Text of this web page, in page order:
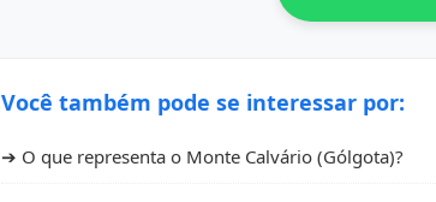
Você também pode se interessar por:
➔ O que representa o Monte Calvário (Gólgota)?